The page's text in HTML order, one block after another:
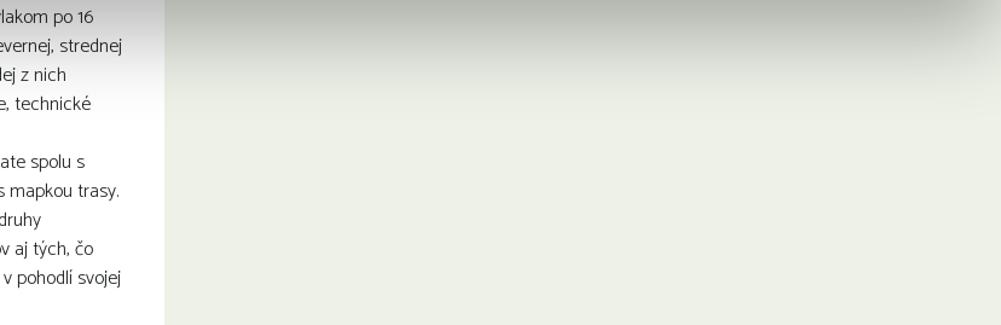
po 16
strednej
z nich
technické
spolu s
trasy.
aj tých, čo
pohodlí svojej